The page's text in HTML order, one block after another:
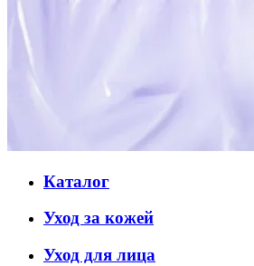
Каталог
Уход за кожей
Уход для лица